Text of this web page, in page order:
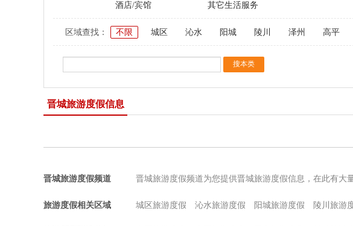
酒店/宾馆 其它生活服务
区域查找： 不限 城区 沁水 阳城 陵川 泽州 高平
晋城旅游度假信息
晋城旅游度假频道 晋城旅游度假频道为您提供晋城旅游度假信息，在此有大
旅游度假相关区域 城区旅游度假 沁水旅游度假 阳城旅游度假 陵川旅游